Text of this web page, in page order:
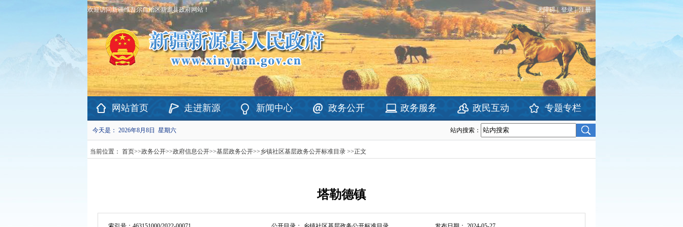
欢迎访问新疆维吾尔自治区新源县政府网站！ 无障碍 | 登录 | 注册
网站首页 走进新源 新闻中心 政务公开 政务服务 政民互动 专题专栏
今天是： 2026年8月8日 星期六 站内搜索：
当前位置： 首页>>政务公开>>政府信息公开>>基层政务公开>> 乡镇社区基层政务公开标准目录 >>正文
塔勒德镇